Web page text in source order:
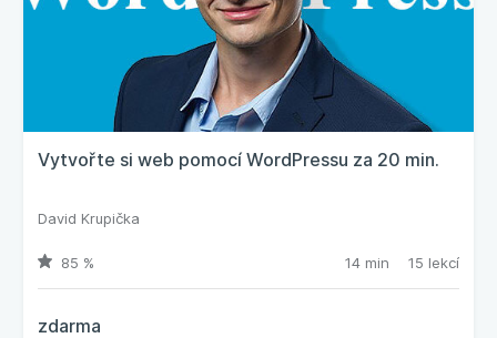
Vytvořte si web pomocí WordPressu za 20 min.
David Krupička
85 % 14 min 15 lekcí
zdarma